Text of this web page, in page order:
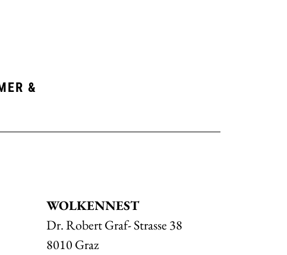
&
WOLKENNEST
Dr. Robert Graf- Strasse 38
8010 Graz